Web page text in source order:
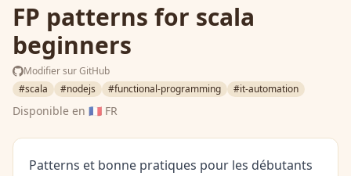
FP patterns for scala
beginners
Modifier sur GitHub
#scala
#nodejs #functional-programming #it-automation
Disponible en 🇫🇷 FR
Patterns et bonne pratiques pour les débutants